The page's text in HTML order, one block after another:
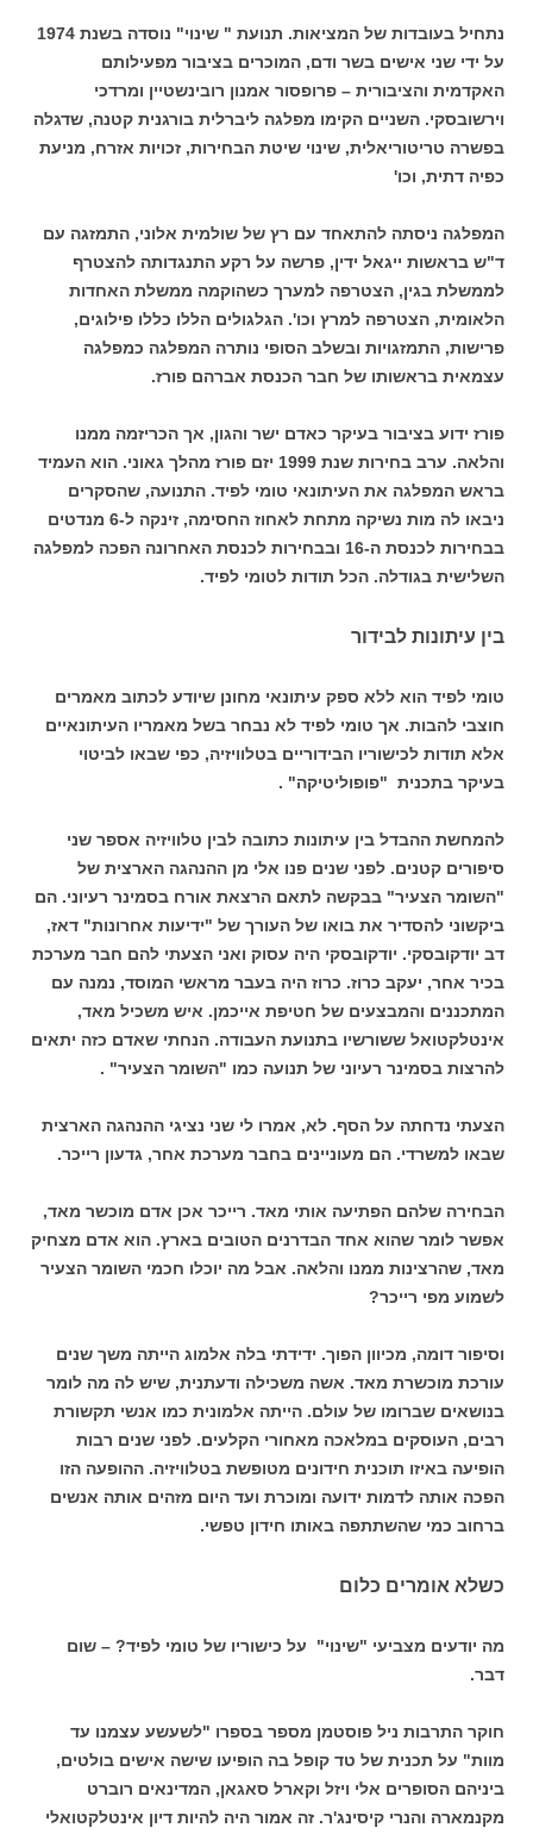
נתחיל בעובדות של המציאות. תנועת " שינוי" נוסדה בשנת 1974
על ידי שני אישים בשר ודם, המוכרים בציבור מפעילותם
האקדמית והציבורית – פרופסור אמנון רובינשטיין ומרדכי
וירשובסקי. השניים הקימו מפלגה ליברלית בורגנית קטנה, שדגלה
בפשרה טריטוריאלית, שינוי שיטת הבחירות, זכויות אזרח, מניעת
כפיה דתית, וכו'
המפלגה ניסתה להתאחד עם רץ של שולמית אלוני, התמזגה עם
ד"ש בראשות ייגאל ידין, פרשה על רקע התנגדותה להצטרף
לממשלת בגין, הצטרפה למערך כשהוקמה ממשלת האחדות
הלאומית, הצטרפה למרץ וכו'. הגלגולים הללו כללו פילוגים,
פרישות, התמזגויות ובשלב הסופי נותרה המפלגה כמפלגה
עצמאית בראשותו של חבר הכנסת אברהם פורז.
פורז ידוע בציבור בעיקר כאדם ישר והגון, אך הכריזמה ממנו
והלאה. ערב בחירות שנת 1999 יזם פורז מהלך גאוני. הוא העמיד
בראש המפלגה את העיתונאי טומי לפיד. התנועה, שהסקרים
ניבאו לה מות נשיקה מתחת לאחוז החסימה, זינקה ל-6 מנדטים
בבחירות לכנסת ה-16 ובבחירות לכנסת האחרונה הפכה למפלגה
השלישית בגודלה. הכל תודות לטומי לפיד.
בין עיתונות לבידור
טומי לפיד הוא ללא ספק עיתונאי מחונן שיודע לכתוב מאמרים
חוצבי להבות. אך טומי לפיד לא נבחר בשל מאמריו העיתונאיים
אלא תודות לכישוריו הבידוריים בטלוויזיה, כפי שבאו לביטוי
בעיקר בתכנית "פופוליטיקה" .
להמחשת ההבדל בין עיתונות כתובה לבין טלוויזיה אספר שני
סיפורים קטנים. לפני שנים פנו אלי מן ההנהגה הארצית של
"השומר הצעיר" בבקשה לתאם הרצאת אורח בסמינר רעיוני. הם
ביקשוני להסדיר את בואו של העורך של "ידיעות אחרונות" דאז,
דב יודקובסקי. יודקובסקי היה עסוק ואני הצעתי להם חבר מערכת
בכיר אחר, יעקב כרוז. כרוז היה בעבר מראשי המוסד, נמנה עם
המתכננים והמבצעים של חטיפת אייכמן. איש משכיל מאד,
אינטלקטואל ששורשיו בתנועת העבודה. הנחתי שאדם כזה יתאים
להרצות בסמינר רעיוני של תנועה כמו "השומר הצעיר" .
הצעתי נדחתה על הסף. לא, אמרו לי שני נציגי ההנהגה הארצית
שבאו למשרדי. הם מעוניינים בחבר מערכת אחר, גדעון רייכר.
הבחירה שלהם הפתיעה אותי מאד. רייכר אכן אדם מוכשר מאד,
אפשר לומר שהוא אחד הבדרנים הטובים בארץ. הוא אדם מצחיק
מאד, שהרצינות ממנו והלאה. אבל מה יוכלו חכמי השומר הצעיר
לשמוע מפי רייכר?
וסיפור דומה, מכיוון הפוך. ידידתי בלה אלמוג הייתה משך שנים
עורכת מוכשרת מאד. אשה משכילה ודעתנית, שיש לה מה לומר
בנושאים שברומו של עולם. הייתה אלמונית כמו אנשי תקשורת
רבים, העוסקים במלאכה מאחורי הקלעים. לפני שנים רבות
הופיעה באיזו תוכנית חידונים מטופשת בטלוויזיה. ההופעה הזו
הפכה אותה לדמות ידועה ומוכרת ועד היום מזהים אותה אנשים
ברחוב כמי שהשתתפה באותו חידון טפשי.
כשלא אומרים כלום
מה יודעים מצביעי "שינוי" על כישוריו של טומי לפיד? – שום
דבר.
חוקר התרבות ניל פוסטמן מספר בספרו "לשעשע עצמנו עד
מוות" על תכנית של טד קופל בה הופיעו שישה אישים בולטים,
ביניהם הסופרים אלי ויזל וקארל סאגאן, המדינאים רוברט
מקנמארה והנרי קיסינג'ר. זה אמור היה להיות דיון אינטלקטואלי